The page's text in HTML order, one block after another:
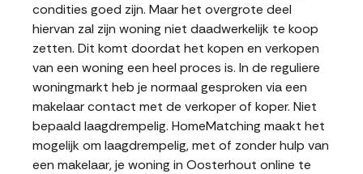
condities goed zijn. Maar het overgrote deel
hiervan zal zijn woning niet daadwerkelijk te koop
zetten. Dit komt doordat het kopen en verkopen
van een woning een heel proces is. In de reguliere
woningmarkt heb je normaal gesproken via een
makelaar contact met de verkoper of koper. Niet
bepaald laagdrempelig. HomeMatching maakt het
mogelijk om laagdrempelig, met of zonder hulp van
een makelaar, je woning in Oosterhout online te